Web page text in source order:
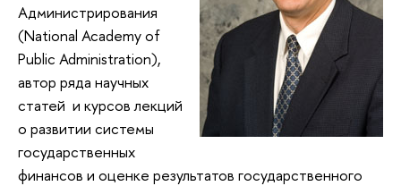
Администрирования
(National Academy of
Public Administration),
автор ряда научных
статей и курсов лекций
о развитии системы
государственных
финансов и оценке результатов государственного